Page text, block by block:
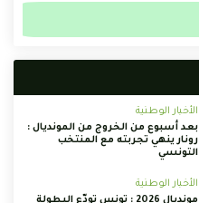
الأخبار الوطنية
بعد أسبوع من الخروج من المونديال :
رونار ينهي تجربته مع المنتخب
التونسي
الأخبار الوطنية
مونديال 2026 : تونس تودّع البطولة